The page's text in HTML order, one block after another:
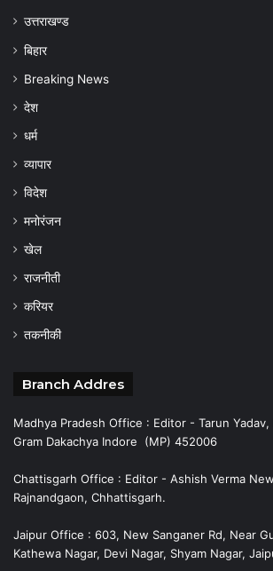
उत्तराखण्ड
बिहार
Breaking News
देश
धर्म
व्यापार
विदेश
मनोरंजन
खेल
राजनीती
करियर
तकनीकी
Branch Addres
Madhya Pradesh Office : Editor - Tarun Yadav,
Gram Dakachya Indore (MP) 452006
Chattisgarh Office : Editor - Ashish Verma
Rajnandgaon, Chhattisgarh.
Jaipur Office : 603, New Sanganer Rd, Near
Kathewa Nagar, Devi Nagar, Shyam Nagar,